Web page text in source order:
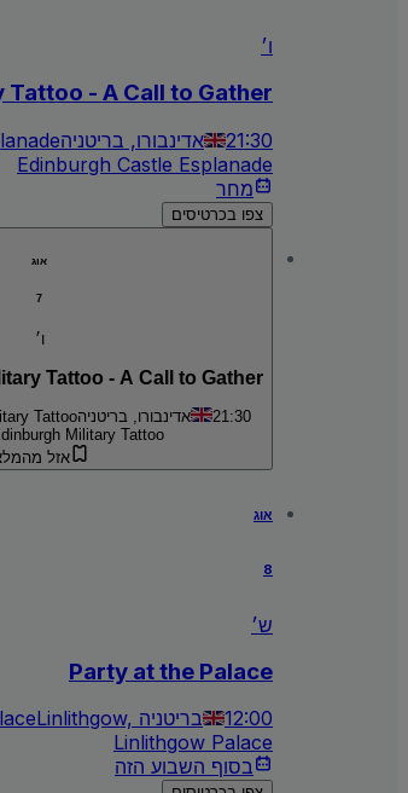
ו׳
- A Call to Gather
21:30 אדינבורו, בריטניה
Edinburgh Castle Esplanade
מחר
צפו בכרטיסים
אוג
7
ו׳
Tattoo - A Call to Gather
21:30 אדינבורו, בריטניהTattoo
Military Tattoo
אזל
אוג
8
ש׳
Party at the Palace
12:00 Linlithgow, בריטניה
Linlithgow Palace
בסוף השבוע הזה